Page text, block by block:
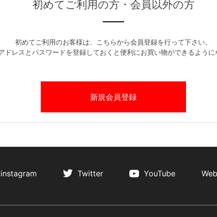
初めてご利用の方・会員以外の方
初めてご利用のお客様は、こちらから会員登録を行って下さい。
ドレスとパスワードを登録しておくと便利にお買い物ができるように
instagram Twitter YouTube